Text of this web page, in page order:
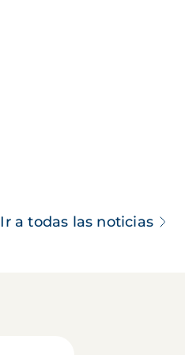
Ir a todas las noticias